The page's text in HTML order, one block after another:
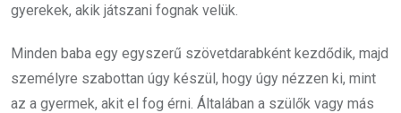
gyerekek, akik játszani fognak velük.
Minden baba egy egyszerű szövetdarabként kezdődik, majd
személyre szabottan úgy készül, hogy úgy nézzen ki, mint
az a gyermek, akit el fog érni. Általában a szülők vagy más